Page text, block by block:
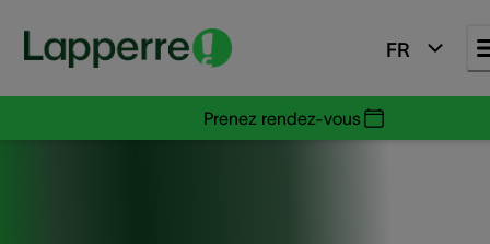
FR
Prenez rendez-vous